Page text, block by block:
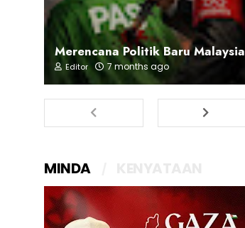
Merencana Politik Baru Malaysia
Editor 7 months ago
MINDA